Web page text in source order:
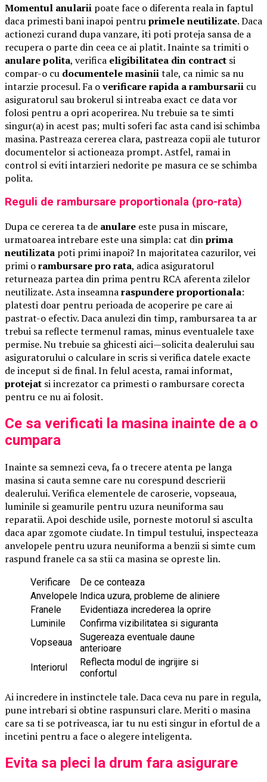
Momentul anularii poate face o diferenta reala in faptul
daca primesti bani inapoi pentruprimele neutilizate. Daca
actionezi curand dupa vanzare, iti poti proteja sansa de a
recupera o parte din ceea ce ai platit. Inainte sa trimiti o
anulare polita, verifica eligibilitatea din contract si
compar-o cu documentele masiniitale, ca nimic sa nu
intarzie procesul. Fa overificare rapida a rambursarii cu
asiguratorul sau brokerul si intreaba exact ce data vor
folosi pentru a opri acoperirea. Nu trebuie sa te simti
singur(a) in acest pas; multi soferi fac asta cand isi schimba
masina. Pastreaza cererea clara, pastreaza copii ale tuturor
documentelor si actioneaza prompt. Astfel, ramai in
control si eviti intarzieri nedorite pe masura ce se schimba
polita.
Reguli de rambursare proportionala (pro-rata)
Dupa ce cererea ta de anulare este pusa in miscare,
urmatoarea intrebare este una simpla: cat dinprima
neutilizata poti primi inapoi? In majoritatea cazurilor, vei
primi orambursare pro rata, adica asiguratorul
returneaza partea din prima pentru RCA aferenta zilelor
neutilizate. Asta inseamnaraspundere proportionala:
platesti doar pentru perioada de acoperire pe care ai
pastrat-o efectiv. Daca anulezi din timp, rambursarea ta ar
trebui sa reflecte termenul ramas, minus eventualele taxe
permise. Nu trebuie sa ghicesti aici—solicita dealerului sau
asiguratorului o calculare in scris si verifica datele exacte
de inceput si de final. In felul acesta, ramai informat,
protejat si increzator ca primesti o rambursare corecta
pentru ce nu ai folosit.
Ce sa verificati la masina inainte de a o
cumpara
Inainte sa semnezi ceva, fa o trecere atenta pe langa
masina si cauta semne care nu corespund descrierii
dealerului. Verifica elementele de caroserie, vopseaua,
luminile si geamurile pentru uzura neuniforma sau
reparatii. Apoi deschide usile, porneste motorul si asculta
daca apar zgomote ciudate. In timpul testului, inspecteaza
anvelopele pentru uzura neuniforma a benzii si simte cum
raspund franele ca sa stii ca masina se opreste lin.
Verificare
De ce conteaza
Anvelopele Indica uzura, probleme de aliniere
Franele
Evidentiaza increderea la oprire
Luminile
Confirma vizibilitatea si siguranta
Vopseaua
Sugereaza eventuale daune
anterioare
Interiorul
Reflecta modul de ingrijire si
confortul
Ai incredere in instinctele tale. Daca ceva nu pare in regula,
pune intrebari si obtine raspunsuri clare. Meriti o masina
care sa ti se potriveasca, iar tu nu esti singur in efortul de a
incetini pentru a face o alegere inteligenta.
Evita sa pleci la drum fara asigurare